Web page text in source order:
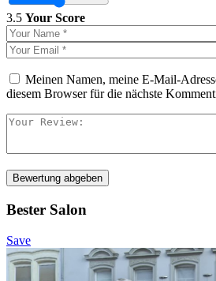
3.5 Your Score
Meinen Namen, meine E-Mail-
diesem Browser für die nächste
Bewertung abgeben
Bester Salon
Save